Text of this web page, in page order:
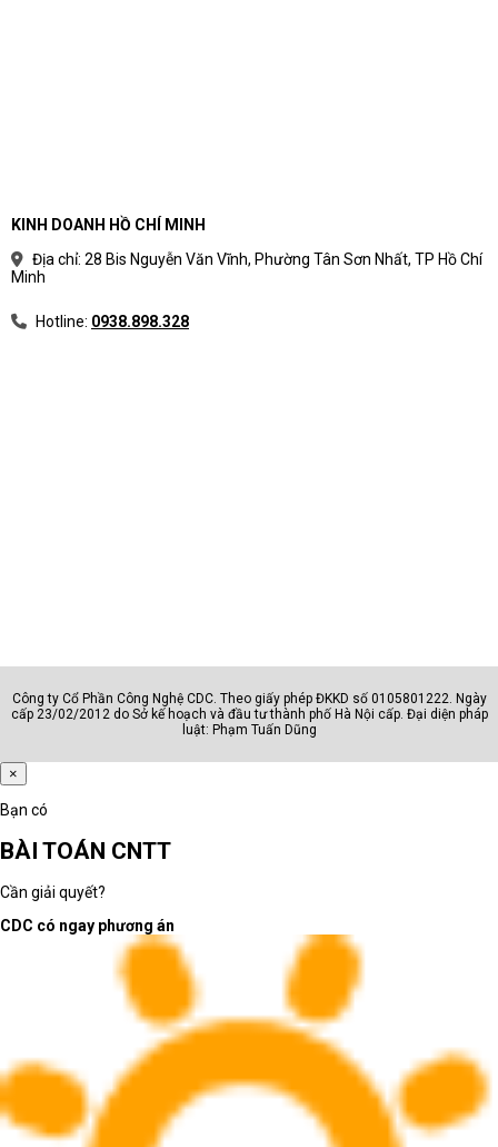
KINH DOANH HỒ CHÍ MINH
Địa chỉ: 28 Bis Nguyễn Văn Vĩnh, Phường Tân Sơn Nhất, TP Hồ Chí
Minh
Hotline: 0938.898.328
Công ty Cổ Phần Công Nghệ CDC. Theo giấy phép ĐKKD số 0105801222. Ngày
cấp 23/02/2012 do Sở kế hoạch và đầu tư thành phố Hà Nội cấp. Đại diện pháp
luật: Phạm Tuấn Dũng
×
Bạn có
BÀI TOÁN CNTT
Cần giải quyết?
CDC có ngay phương án